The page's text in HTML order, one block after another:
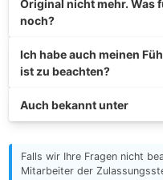
Original nicht mehr. Was
noch?
Ich habe auch meinen
ist zu beachten?
Auch bekannt unter
Falls wir Ihre Fragen nicht
Mitarbeiter der